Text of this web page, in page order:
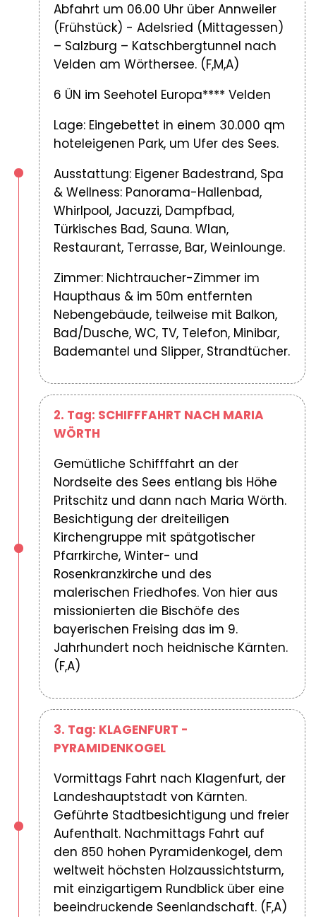
Abfahrt um 06.00 Uhr über Annweiler
(Frühstück) - Adelsried (Mittagessen)
– Salzburg – Katschbergtunnel nach
Velden am Wörthersee. (F,M,A)
6 ÜN im Seehotel Europa**** Velden
Lage: Eingebettet in einem 30.000 qm
hoteleigenen Park, um Ufer des Sees.
Ausstattung: Eigener Badestrand, Spa
& Wellness: Panorama-Hallenbad,
Whirlpool, Jacuzzi, Dampfbad,
Türkisches Bad, Sauna. Wlan,
Restaurant, Terrasse, Bar, Weinlounge.
Zimmer: Nichtraucher-Zimmer im
Haupthaus & im 50m entfernten
Nebengebäude, teilweise mit Balkon,
Bad/Dusche, WC, TV, Telefon, Minibar,
Bademantel und Slipper, Strandtücher.
2. Tag: SCHIFFFAHRT NACH MARIA
WÖRTH
Gemütliche Schifffahrt an der
Nordseite des Sees entlang bis Höhe
Pritschitz und dann nach Maria Wörth.
Besichtigung der dreiteiligen
Kirchengruppe mit spätgotischer
Pfarrkirche, Winter- und
Rosenkranzkirche und des
malerischen Friedhofes. Von hier aus
missionierten die Bischöfe des
bayerischen Freising das im 9.
Jahrhundert noch heidnische Kärnten.
(F,A)
3. Tag: KLAGENFURT -
PYRAMIDENKOGEL
Vormittags Fahrt nach Klagenfurt, der
Landeshauptstadt von Kärnten.
Geführte Stadtbesichtigung und freier
Aufenthalt. Nachmittags Fahrt auf
den 850 hohen Pyramidenkogel, dem
weltweit höchsten Holzaussichtsturm,
mit einzigartigem Rundblick über eine
beeindruckende Seenlandschaft. (F,A)